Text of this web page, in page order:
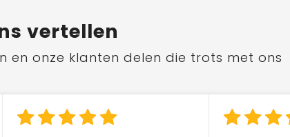
vertellen
en onze klanten delen die trots met ons